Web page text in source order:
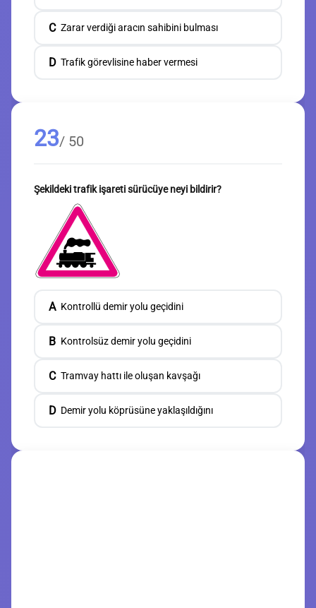
C Zarar verdiği aracın sahibini bulması
D Trafik görevlisine haber vermesi
23/ 50
Şekildeki trafik işareti sürücüye neyi bildirir?
A Kontrollü demir yolu geçidini
B Kontrolsüz demir yolu geçidini
C Tramvay hattı ile oluşan kavşağı
D Demir yolu köprüsüne yaklaşıldığını